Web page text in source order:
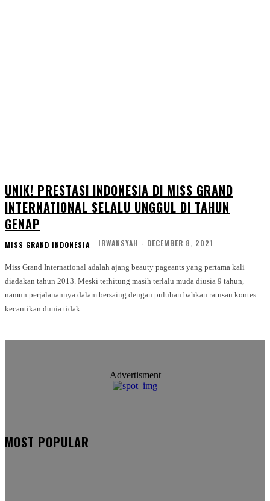
UNIK! PRESTASI INDONESIA DI MISS GRAND
INTERNATIONAL SELALU UNGGUL DI TAHUN
GENAP
MISS GRAND INDONESIA IRWANSYAH - DECEMBER 8, 2021
Miss Grand International adalah ajang beauty pageants yang pertama kali
diadakan tahun 2013. Meski terhitung masih terlalu muda diusia 9 tahun,
namun perjalanannya dalam bersaing dengan puluhan bahkan ratusan kontes
kecantikan dunia tidak...
Advertisment
MOST POPULAR